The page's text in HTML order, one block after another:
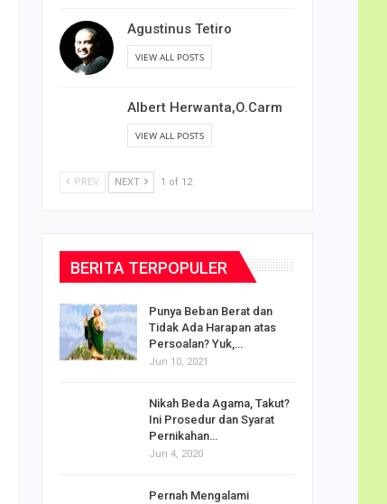
Agustinus Tetiro
VIEW ALL POSTS
Albert Herwanta,O.Carm
VIEW ALL POSTS
PREV NEXT 1 of 12
BERITA TERPOPULER
Punya Beban Berat dan
Tidak Ada Harapan atas
Persoalan? Yuk,…
Jun 10, 2021
Nikah Beda Agama, Takut?
Ini Prosedur dan Syarat
Pernikahan…
Jun 4, 2020
Pernah Mengalami